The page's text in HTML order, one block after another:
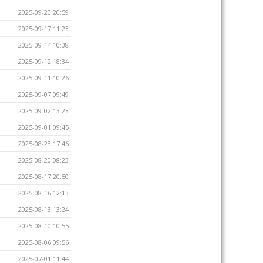
2025-09-20 20:59
2025-09-17 11:23
2025-09-14 10:08
2025-09-12 18:34
2025-09-11 10:26
2025-09-07 09:49
2025-09-02 13:23
2025-09-01 09:45
2025-08-23 17:46
2025-08-20 08:23
2025-08-17 20:50
2025-08-16 12:13
2025-08-13 13:24
2025-08-10 10:55
2025-08-06 09:56
2025-07-01 11:44